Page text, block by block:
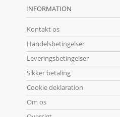
INFORMATION
Kontakt os
Handelsbetingelser
Leveringsbetingelser
Sikker betaling
Cookie deklaration
Om os